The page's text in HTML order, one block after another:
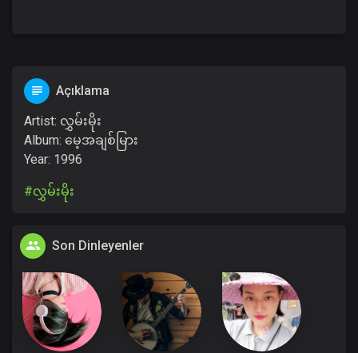
Açıklama
Artist: လွှမ်းမိုး
Album: မေ့အချစ်မြား
Year: 1996
#လွှမ်းမိုး
Son Dinleyenler